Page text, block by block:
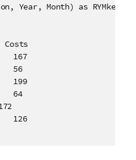
Year, Month) as RYMkey;
Costs